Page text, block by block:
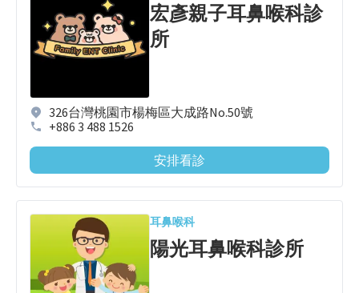
宏彥親子耳鼻喉科診
所
326台灣桃園市楊梅區大成路No.50號
+886 3 488 1526
安排看診
耳鼻喉科
陽光耳鼻喉科診所